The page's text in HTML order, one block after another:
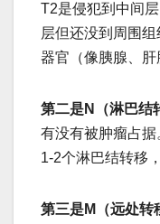
T2是侵犯到中间
层但还没到周围
器官（像胰腺、肝
第二是N（淋巴结
有没有被肿瘤占
1-2个淋巴结转移
第三是M（远处转